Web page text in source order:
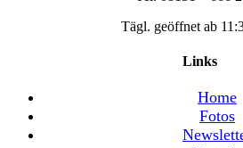
Tägl. geöffnet ab
Links
Home
Fotos